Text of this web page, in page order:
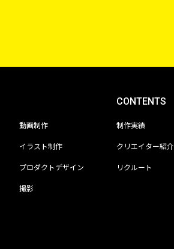
動画制作
イラスト制作
プロダクトデザイン
撮影
CONTENTS
制作実績
クリエイター紹介
リクルート